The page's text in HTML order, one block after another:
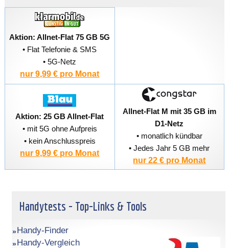
Aktion: Allnet-Flat 75 GB 5G
• Flat Telefonie & SMS
• 5G-Netz
nur 9,99 € pro Monat
Aktion: 25 GB Allnet-Flat
• mit 5G ohne Aufpreis
• kein Anschlusspreis
nur 9,99 € pro Monat
Allnet-Flat M mit 35 GB im
D1-Netz
• monatlich kündbar
• Jedes Jahr 5 GB mehr
nur 22 € pro Monat
Handytests - Top-Links & Tools
Handy-Finder
Handy-Vergleich